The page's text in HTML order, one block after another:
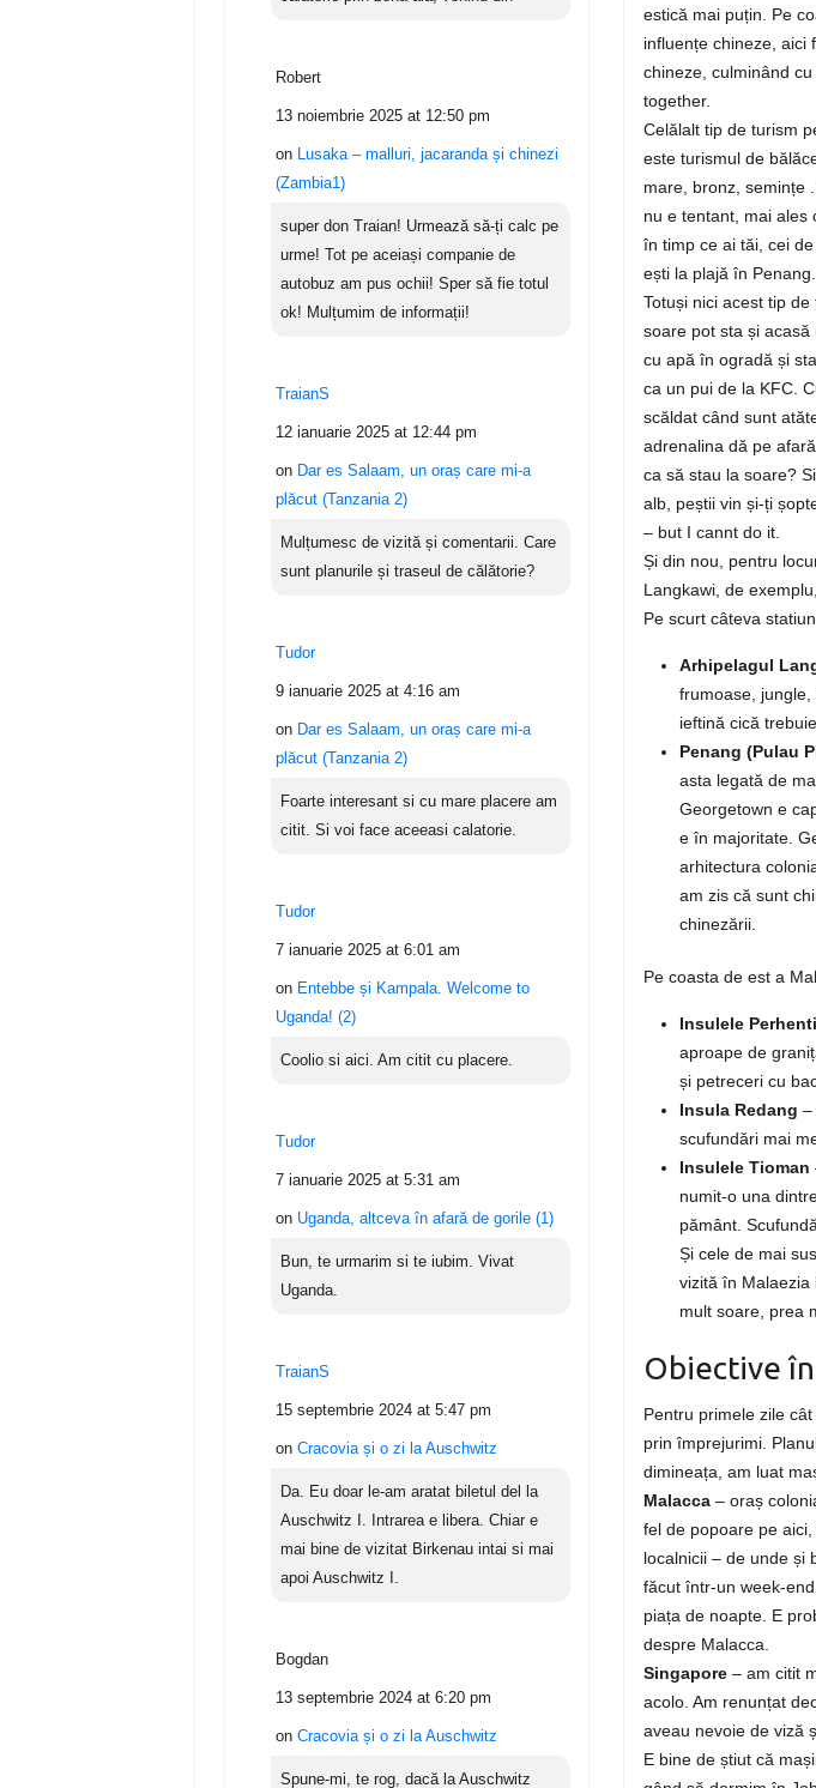
estică mai puțin. Pe
influențe chineze, aici
chineze, culminând
together.
Celălalt tip de turism
este turismul de
mare, bronz, semințe
nu e tentant, mai ales
în timp ce ai tăi, cei
ești la plajă în
Totuși nici acest tip
soare pot sta și
cu apă în ogradă și
ca un pui de la KFC.
scăldat când sunt
adrenalina dă pe
ca să stau la soare?
alb, peștii vin și-ți
– but I cannt do it.
Și din nou, pentru
Langkawi, de
Pe scurt câteva
Arhipelagul
frumoase,
ieftină cică
Penang (Pulau
asta legată de
Georgetown e
e în majoritate.
arhitectura
am zis că sunt
chinezării.
Pe coasta de est a
Insulele
aproape de
și petreceri cu
Insula Redang –
scufundări mai
Insulele Tioman
numit-o una
pământ.
Și cele de mai
vizită în Malaezia
mult soare, prea
Obiective
Pentru primele zile
prin împrejurimi.
dimineața, am luat
Malacca– oraș
fel de popoare pe
localnicii – de unde și
făcut într-un week-
piața de noapte. E
despre Malacca.
Singapore– am citit
acolo. Am renunțat
aveau nevoie de viză
E bine de știut că
Robert
13 noiembrie 2025 at 12:50 pm
on Lusaka – malluri, jacaranda și chinezi
(Zambia1)
super don Traian! Urmează să-ți calc pe
urme! Tot pe aceiași companie de
autobuz am pus ochii! Sper să fie totul
ok! Mulțumim de informații!
TraianS
12 ianuarie 2025 at 12:44 pm
on Dar es Salaam, un oraș care mi-a
plăcut (Tanzania 2)
Mulțumesc de vizită și comentarii. Care
sunt planurile și traseul de călătorie?
Tudor
9 ianuarie 2025 at 4:16 am
on Dar es Salaam, un oraș care mi-a
plăcut (Tanzania 2)
Foarte interesant si cu mare placere am
citit. Si voi face aceeasi calatorie.
Tudor
7 ianuarie 2025 at 6:01 am
on Entebbe și Kampala. Welcome to
Uganda! (2)
Coolio si aici. Am citit cu placere.
Tudor
7 ianuarie 2025 at 5:31 am
on Uganda, altceva în afară de gorile (1)
Bun, te urmarim si te iubim. Vivat
Uganda.
TraianS
15 septembrie 2024 at 5:47 pm
onCracovia și o zi la Auschwitz
Da. Eu doar le-am aratat biletul del la
Auschwitz I. Intrarea e libera. Chiar e
mai bine de vizitat Birkenau intai si mai
apoi Auschwitz I.
Bogdan
13 septembrie 2024 at 6:20 pm
onCracovia și o zi la Auschwitz
Spune-mi, te rog, dacă la Auschwitz